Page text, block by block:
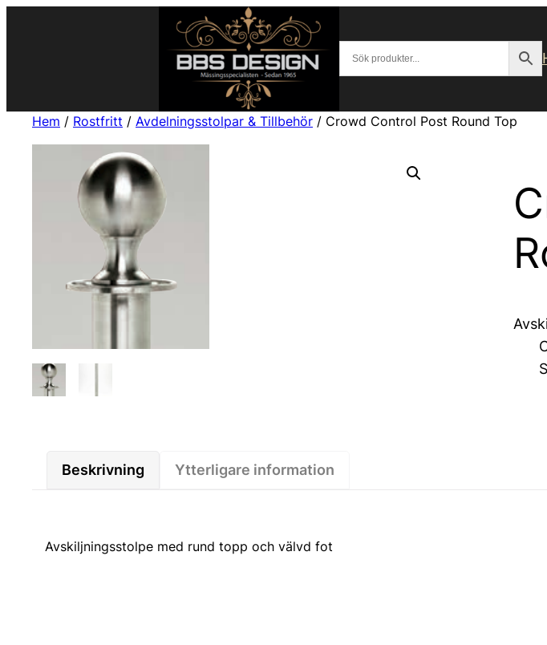
Hem / Rostfritt / Avdelningsstolpar & Tillbehör / Crowd Control Post Round Top
Beskrivning Ytterligare information
Avskiljningsstolpe med rund topp och välvd fot